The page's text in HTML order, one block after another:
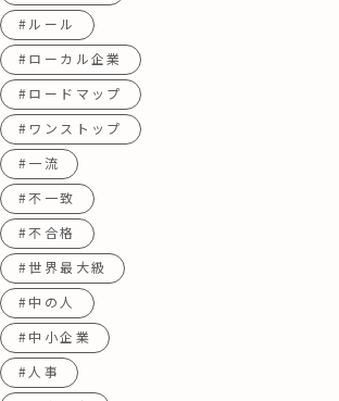
#ルール
#ローカル企業
#ロードマップ
#ワンストップ
#一流
#不一致
#不合格
#世界最大級
#中の人
#中小企業
#人事